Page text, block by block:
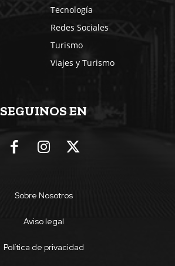
Tecnología
Redes Sociales
Turismo
Viajes y Turismo
SEGUINOS EN
Sobre Nosotros
Aviso legal
Política de privacidad